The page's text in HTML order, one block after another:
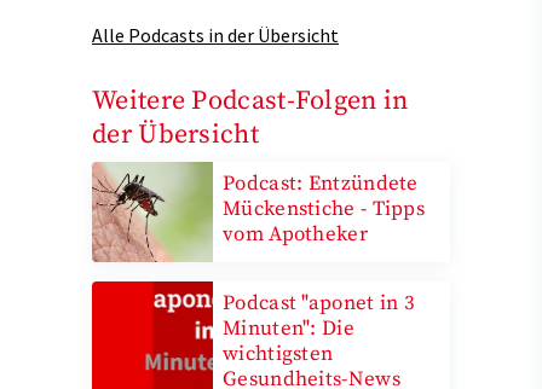
Alle Podcasts in der Übersicht
Weitere Podcast-Folgen in
der Übersicht
Podcast: Entzündete
Mückenstiche - Tipps
vom Apotheker
Podcast "aponet in 3
Minuten": Die
wichtigsten
Gesundheits-News